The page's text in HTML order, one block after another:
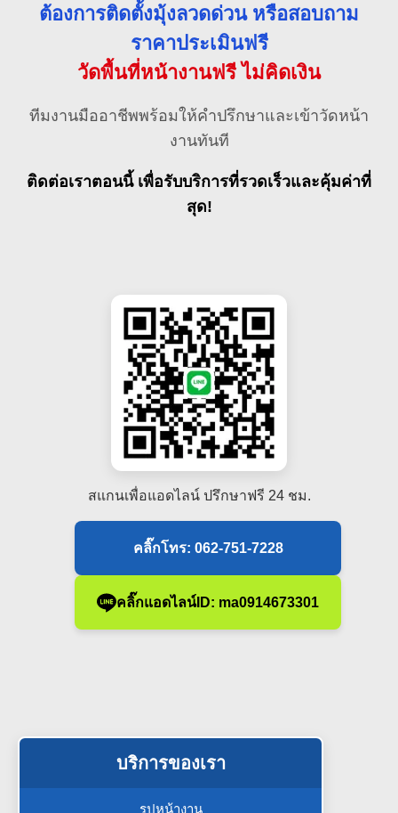
ต้องการติดตั้งมุ้งลวดด่วน หรือสอบถาม
ราคาประเมินฟรี
วัดพื้นที่หน้างานฟรี ไม่คิดเงิน
ทีมงานมืออาชีพพร้อมให้คำปรึกษาและเข้าวัดหน้า
งานทันที
ติดต่อเราตอนนี้ เพื่อรับบริการที่รวดเร็วและคุ้มค่าที่
สุด!
สแกนเพื่อแอดไลน์ ปรึกษาฟรี 24 ชม.
คลิ๊กโทร: 062-751-7228
คลิ๊กแอดไลน์ID: ma0914673301
บริการของเรา
รูปหน้างาน